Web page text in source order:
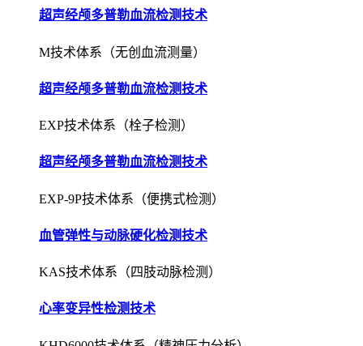
超声经颅多普勒血流检测技术
M技术体系（无创血流测量）
超声经颅多普勒血流检测技术
EXP技术体系（栓子检测）
超声经颅多普勒血流检测技术
EXP-9P技术体系（便携式检测）
血管弹性与动脉硬化检测技术
KAS技术体系（四肢动脉检测）
心率变异性检测技术